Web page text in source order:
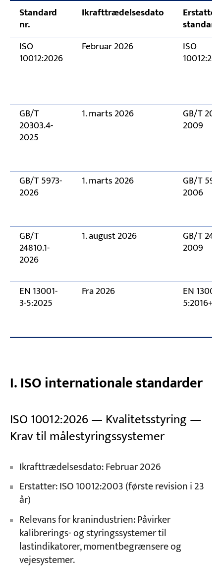
Vil nye standarder øge
Er ISO 10012:2026-certificering obligatorisk?
Hvilke standarder skal eksporteret udstyr
Standard
nr.
Ikrafttrædelsesdato Erstattet
standard
ISO
10012:2026
Februar 2026 ISO
GB/T
20303.4-
2025
1. marts 2026 GB/T
2009
GB/T 5973-
2026
1. marts 2026 GB/T
2006
GB/T
24810.1-
2026
1. august 2026 GB/T
2009
EN 13001-
3-5:2025
Fra 2026 EN
I. ISO internationale standarder
ISO 10012:2026 — Kvalitetsstyring —
Krav til målestyringssystemer
Ikrafttrædelsesdato: Februar 2026
Erstatter: ISO 10012:2003 (første revision i 23
år)
Relevans for kranindustrien: Påvirker
kalibrerings- og styringssystemer til
lastindikatorer, momentbegrænsere og
vejesystemer.